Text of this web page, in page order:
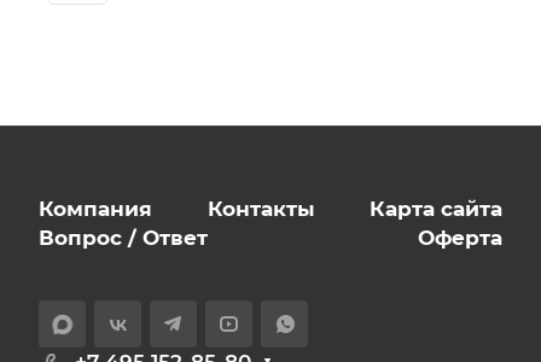
Компания Контакты
Карта сайта
Вопрос / Ответ
Оферта